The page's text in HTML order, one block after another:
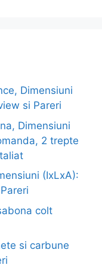
Dimensiuni
si Pareri
Dimensiuni
2 trepte
(IxLxA):
colt
si carbune